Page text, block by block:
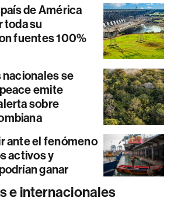
de América
toda su
fuentes 100%
nacionales se
emite
sobre
ante el fenómeno
activos y
ganar
e internacionales